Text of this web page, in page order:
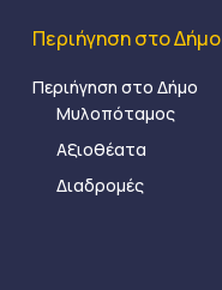
Περιήγηση στο Δήμο
Περιήγηση στο Δήμο
Μυλοπόταμος
Αξιοθέατα
Διαδρομές